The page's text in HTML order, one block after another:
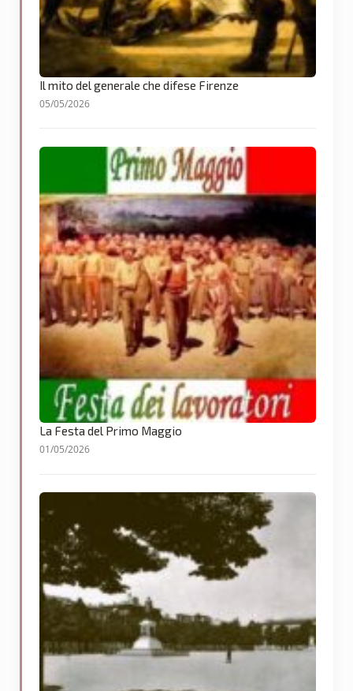
Il mito del generale che difese Firenze
05/05/2026
La Festa del Primo Maggio
01/05/2026